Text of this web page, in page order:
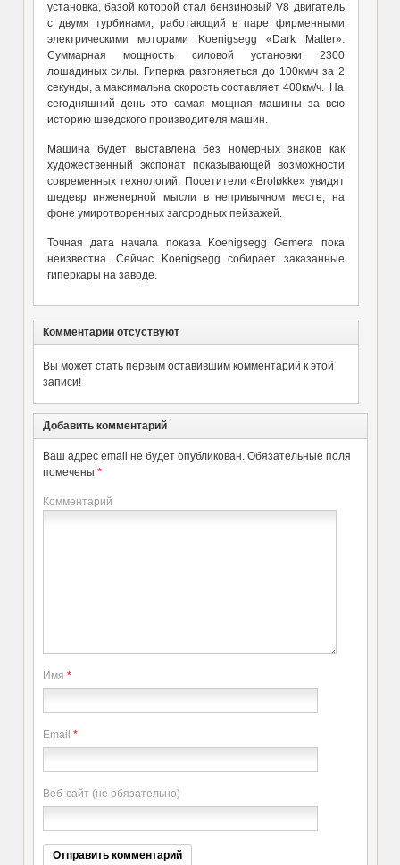
установка, базой которой стал бензиновый V8 двигатель
с двумя турбинами, работающий в паре фирменными
электрическими моторами Koenigsegg «Dark Matter».
Суммарная мощность силовой установки 2300
лошадиных силы. Гиперка разгоняеться до 100км/ч за 2
секунды, а максимальна скорость составляет 400км/ч. На
сегодняшний день это самая мощная машины за всю
историю шведского производителя машин.
Машина будет выставлена без номерных знаков как
художественный экспонат показывающей возможности
современных технологий. Посетители «Broløkke» увидят
шедевр инженерной мысли в непривычном месте, на
фоне умиротворенных загородных пейзажей.
Точная дата начала показа Koenigsegg Gemera пока
неизвестна. Сейчас Koenigsegg собирает заказанные
гиперкары на заводе.
Комментарии отсуствуют
Вы может стать первым оставившим комментарий к этой
записи!
Добавить комментарий
Ваш адрес email не будет опубликован. Обязательные поля
помечены *
Комментарий
Имя *
Email *
Веб-сайт (не обязательно)